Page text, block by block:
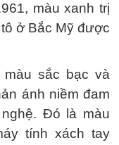
màu xanh trị
ở Bắc Mỹ được
sắc bạc và
ánh niềm đam
Đó là màu
tính xách tay